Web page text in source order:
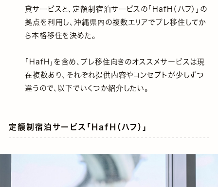
貸サービスと、定額制宿泊サービスの「HafH（ハフ）」の
拠点を利用し、沖縄県内の複数エリアでプレ移住してか
ら本格移住を決めた。
「HafH」を含め、プレ移住向きのオススメサービスは現
在複数あり、それぞれ提供内容やコンセプトが少しずつ
違うので、以下でいくつか紹介したい。
定額制宿泊サービス「HafH（ハフ）」